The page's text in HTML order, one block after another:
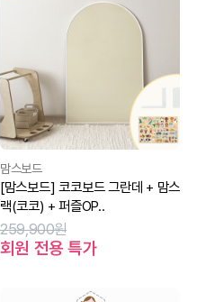
맘스보드
[맘스보드] 코코보드 그란데 + 맘스
랙(코코) + 퍼즐OP..
259,900원
회원 전용 특가